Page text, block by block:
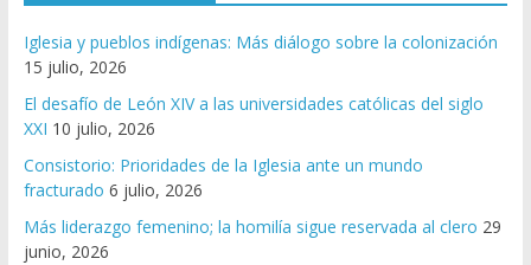
Iglesia y pueblos indígenas: Más diálogo sobre la colonización
15 julio, 2026
El desafío de León XIV a las universidades católicas del siglo
XXI 10 julio, 2026
Consistorio: Prioridades de la Iglesia ante un mundo
fracturado 6 julio, 2026
Más liderazgo femenino; la homilía sigue reservada al clero 29
junio, 2026